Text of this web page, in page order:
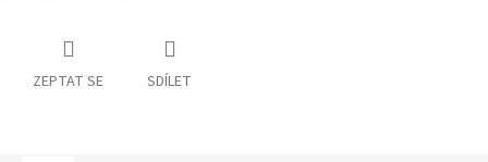
ZEPTAT SE SDÍLET